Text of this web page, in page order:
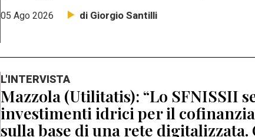
05 Ago 2026 di Giorgio Santilli
L'INTERVISTA
Mazzola (Utilitatis): “Lo SFNISSII
investimenti idrici per il
sulla base di una rete